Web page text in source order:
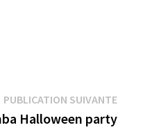
PUBLICATION SUIVANTEPublication
suivante :
Halloween party